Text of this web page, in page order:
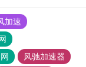
加速
风驰加速器